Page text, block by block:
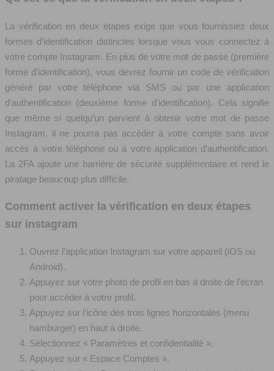
La vérification en deux étapes exige que vous fournissiez deux
formes d’identification distinctes lorsque vous vous connectez à
votre compte Instagram. En plus de votre mot de passe (première
forme d’identification), vous devrez fournir un code de vérification
généré par votre téléphone via SMS ou par une application
d’authentification (deuxième forme d’identification). Cela signifie
que même si quelqu’un parvient à obtenir votre mot de passe
Instagram, il ne pourra pas accéder à votre compte sans avoir
accès à votre téléphone ou à votre application d’authentification.
La 2FA ajoute une barrière de sécurité supplémentaire et rend le
piratage beaucoup plus difficile.
Comment activer la vérification en deux étapes
sur instagram
Ouvrez l’application Instagram sur votre appareil (iOS ou
Android).
Appuyez sur votre photo de profil en bas à droite de l’écran
pour accéder à votre profil.
Appuyez sur l’icône des trois lignes horizontales (menu
hamburger) en haut à droite.
Sélectionnez « Paramètres et confidentialité ».
Appuyez sur « Espace Comptes ».